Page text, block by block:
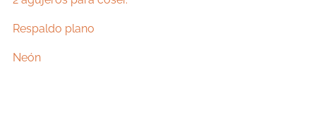
Respaldo plano
Neón